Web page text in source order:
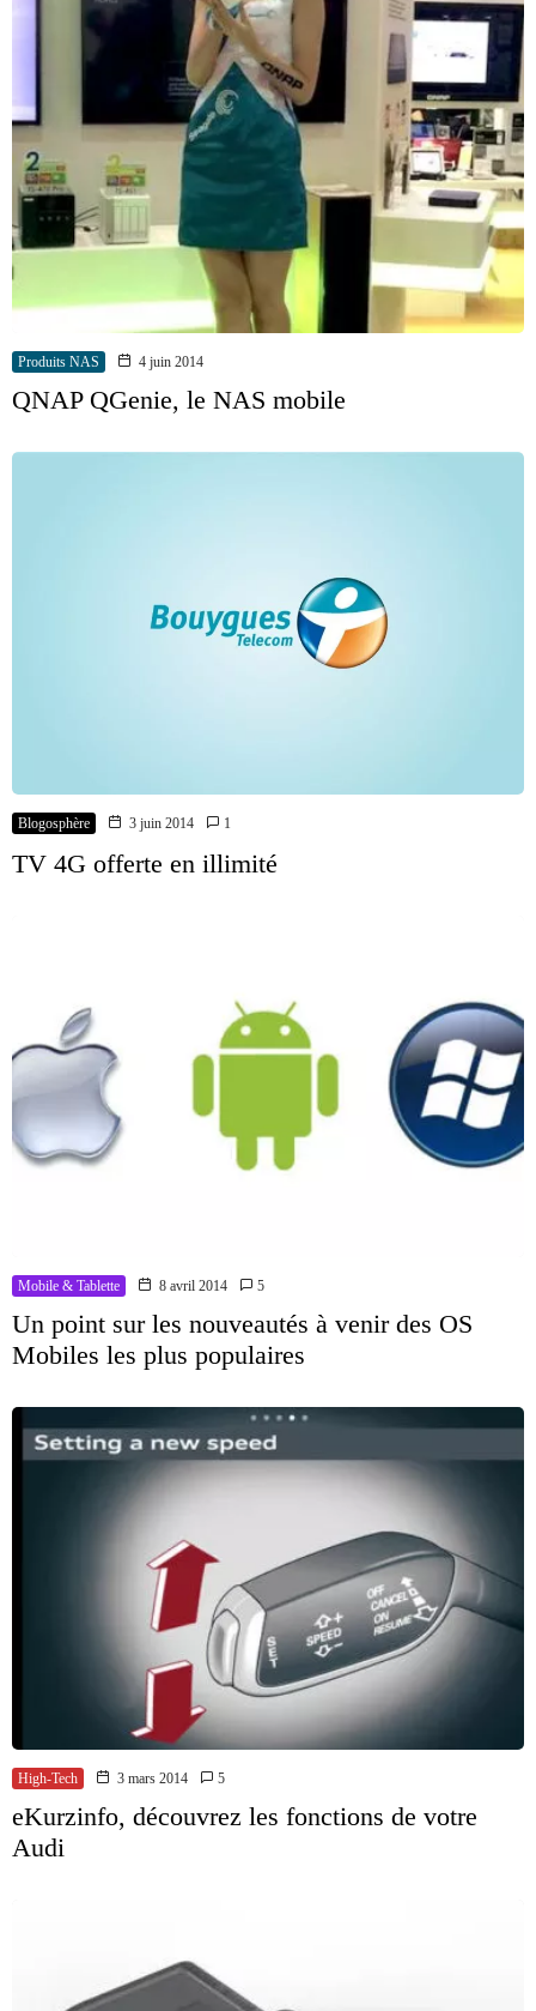
Produits NAS 4 juin 2014
QNAP QGenie, le NAS mobile
Blogosphère 3 juin 2014 1
TV 4G offerte en illimité
Mobile & Tablette 8 avril 2014 5
Un point sur les nouveautés à venir des OS
Mobiles les plus populaires
High-Tech 3 mars 2014 5
eKurzinfo, découvrez les fonctions de votre
Audi